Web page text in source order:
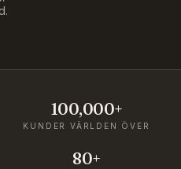
100,000+
KUNDER VÄRLDEN ÖVER
80+